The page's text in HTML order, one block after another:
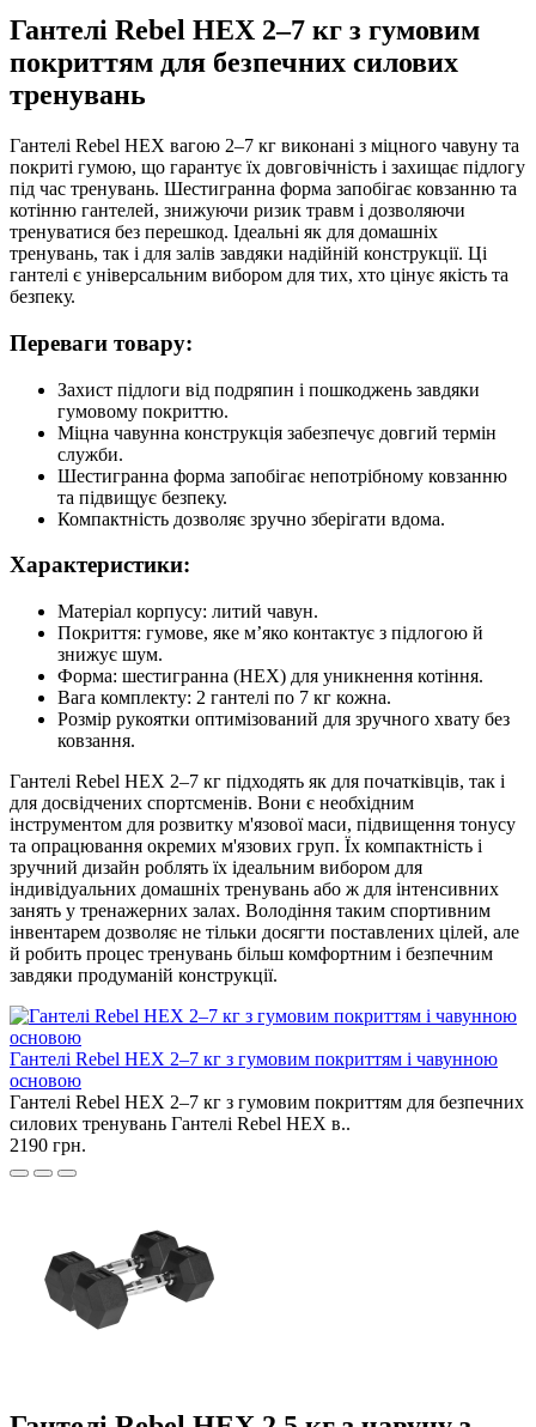
Гантелі Rebel HEX 2–7 кг з гумовим
покриттям для безпечних силових
тренувань
Гантелі Rebel HEX вагою 2–7 кг виконані з міцного чавуну та
покриті гумою, що гарантує їх довговічність і захищає підлогу
під час тренувань. Шестигранна форма запобігає ковзанню та
котінню гантелей, знижуючи ризик травм і дозволяючи
тренуватися без перешкод. Ідеальні як для домашніх
тренувань, так і для залів завдяки надійній конструкції. Ці
гантелі є універсальним вибором для тих, хто цінує якість та
безпеку.
Переваги товару:
Захист підлоги від подряпин і пошкоджень завдяки
гумовому покриттю.
Міцна чавунна конструкція забезпечує довгий термін
служби.
Шестигранна форма запобігає непотрібному ковзанню
та підвищує безпеку.
Компактність дозволяє зручно зберігати вдома.
Характеристики:
Матеріал корпусу: литий чавун.
Покриття: гумове, яке м’яко контактує з підлогою й
знижує шум.
Форма: шестигранна (HEX) для уникнення котіння.
Вага комплекту: 2 гантелі по 7 кг кожна.
Розмір рукоятки оптимізований для зручного хвату без
ковзання.
Гантелі Rebel HEX 2–7 кг підходять як для початківців, так і
для досвідчених спортсменів. Вони є необхідним
інструментом для розвитку м'язової маси, підвищення тонусу
та опрацювання окремих м'язових груп. Їх компактність і
зручний дизайн роблять їх ідеальним вибором для
індивідуальних домашніх тренувань або ж для інтенсивних
занять у тренажерних залах. Володіння таким спортивним
інвентарем дозволяє не тільки досягти поставлених цілей, але
й робить процес тренувань більш комфортним і безпечним
завдяки продуманій конструкції.
Гантелі Rebel HEX 2–7 кг з гумовим покриттям і чавунною
основою
Гантелі Rebel HEX 2–7 кг з гумовим покриттям для безпечних
силових тренувань Гантелі Rebel HEX в..
2190 грн.